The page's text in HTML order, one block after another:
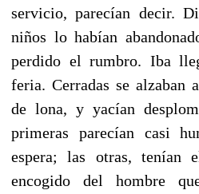
servicio, parecían decir.
niños lo habían
perdido el rumbro. Iba
feria. Cerradas se alzaban
de lona, y yacían
primeras parecían casi
espera; las otras, tenían
encogido del hombre